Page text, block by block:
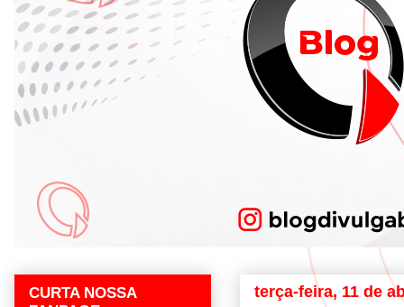
terça-feira, 11 de
CURTA NOSSA